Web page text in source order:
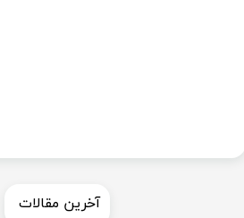
​​آخرین مقالات